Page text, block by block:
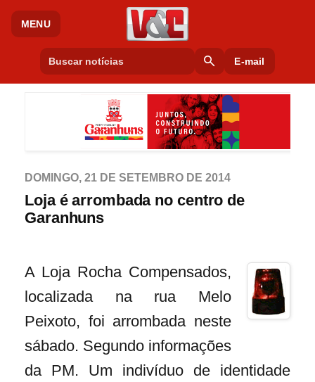
MENU
search E-mail
DOMINGO, 21 DE SETEMBRO DE 2014
Loja é arrombada no centro de
Garanhuns
A Loja Rocha Compensados,
localizada na rua Melo
Peixoto, foi arrombada neste
sábado. Segundo informações
da PM. Um indivíduo de identidade